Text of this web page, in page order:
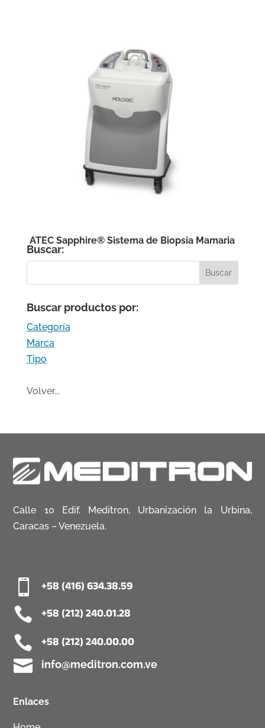
ATEC Sapphire® Sistema de Biopsia Mamaria
Buscar:
Buscar productos por:
Categoría
Marca
Tipo
Volver...
Calle 10 Edif. Meditron, Urbanización la Urbina,
Caracas – Venezuela.
 +58 (416) 634.38.59
 +58 (212) 240.01.28
 +58 (212) 240.00.00
 info@meditron.com.ve
Enlaces